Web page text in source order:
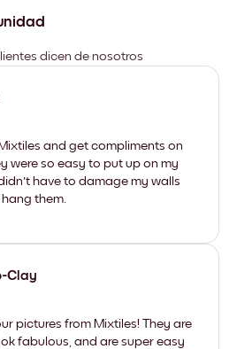
dicen de nosotros
and get compliments on
were so easy to put up on my
have to damage my walls
them.
Clay
pictures from Mixtiles! They are
fabulous, and are super easy